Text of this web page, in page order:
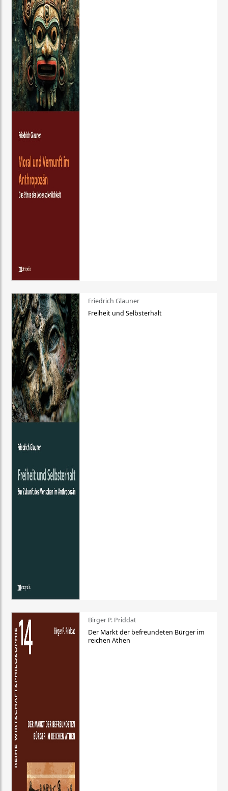
Friedrich Glauner
Freiheit und Selbsterhalt
Birger P. Priddat
Der Markt der befreundeten Bürger im
reichen Athen